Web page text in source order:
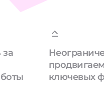
за
ключевых